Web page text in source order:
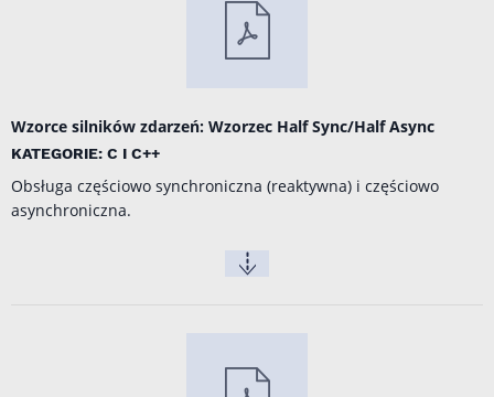
Wzorce silników zdarzeń: Wzorzec Half Sync/Half Async
KATEGORIE: C I C++
Obsługa częściowo synchroniczna (reaktywna) i częściowo
asynchroniczna.